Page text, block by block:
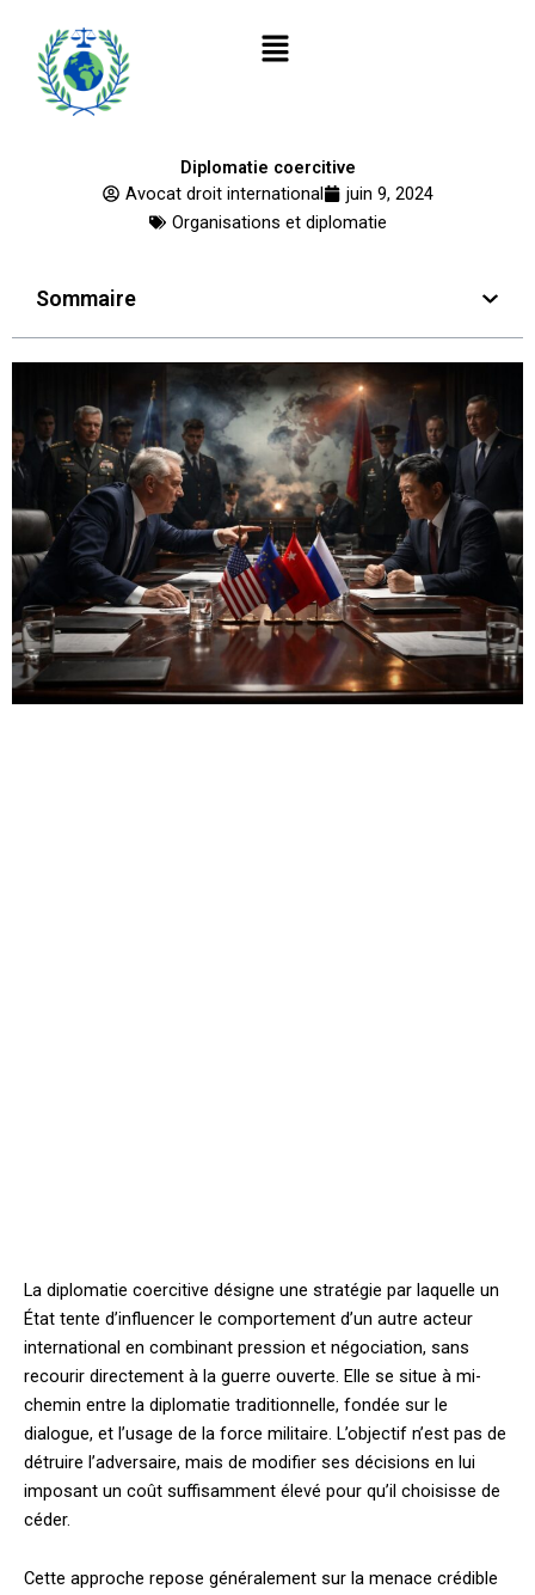
contenu
Menu
Diplomatie coercitive
Avocat droit international
juin 9, 2024
Organisations et diplomatie
Sommaire
La diplomatie coercitive désigne une stratégie par laquelle un
État tente d’influencer le comportement d’un autre acteur
international en combinant pression et négociation, sans
recourir directement à la guerre ouverte. Elle se situe à mi-
chemin entre la diplomatie traditionnelle, fondée sur le
dialogue, et l’usage de la force militaire. L’objectif n’est pas de
détruire l’adversaire, mais de modifier ses décisions en lui
imposant un coût suffisamment élevé pour qu’il choisisse de
céder.
Cette approche repose généralement sur la menace crédible